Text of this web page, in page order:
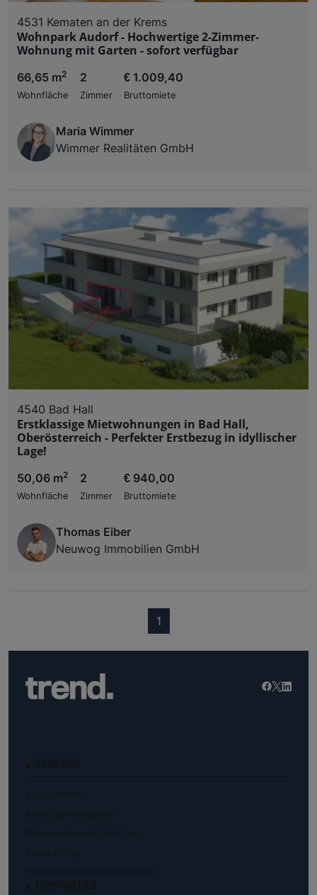
4531 Kematen an der Krems
Wohnpark Audorf - Hochwertige 2-Zimmer-
Wohnung mit Garten - sofort verfügbar
66,65 m2
Wohnfläche
2
Zimmer
€ 1.009,40
Bruttomiete
Maria Wimmer
Wimmer Realitäten GmbH
4540 Bad Hall
Erstklassige Mietwohnungen in Bad Hall,
Oberösterreich - Perfekter Erstbezug in idyllischer
Lage!
50,06 m2
Wohnfläche
2
Zimmer
€ 940,00
Bruttomiete
Thomas Eiber
Neuwog Immobilien GmbH
1(current)